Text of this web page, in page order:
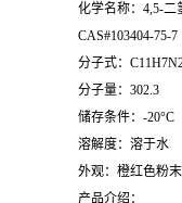
化学名称：4,5-二
CAS#103404-75-7
分子式：
分子量：302.3
储存条件：-20°C
溶解度：溶于水
外观：橙红色粉末
产品介绍：